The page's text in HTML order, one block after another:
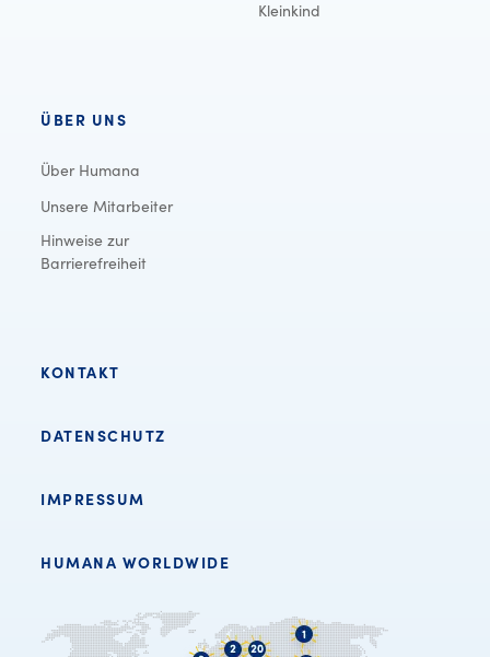
Kleinkind
ÜBER UNS
Über Humana
Unsere Mitarbeiter
Hinweise zur
Barrierefreiheit
KONTAKT
DATENSCHUTZ
IMPRESSUM
HUMANA WORLDWIDE